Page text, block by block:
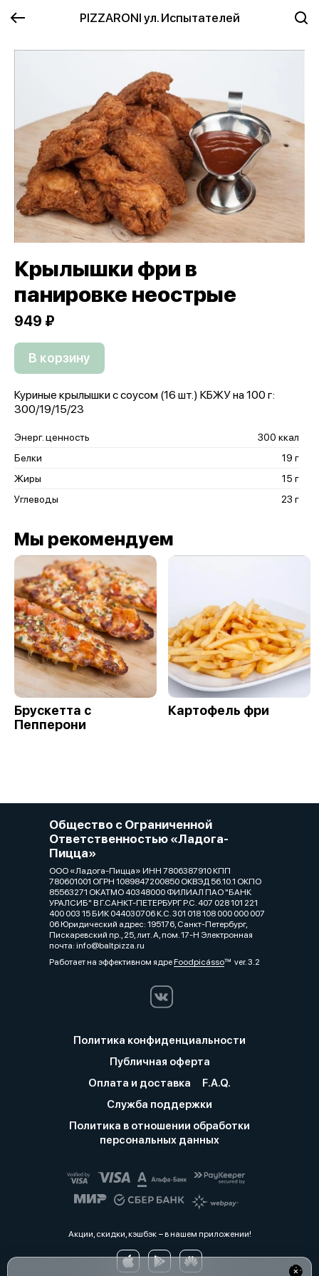
PIZZARONI ул. Испытателей
Крылышки фри в
панировке неострые
949 ₽
В корзину
Куриные крылышки с соусом (16 шт.) КБЖУ на 100 г:
300/19/15/23
Энерг. ценность
300 ккал
Белки
19 г
Жиры
15 г
Углеводы
23 г
Мы рекомендуем
Брускетта с
Пепперони
Картофель фри
Общество с Ограниченной
Ответственностью «Ладога-
Пицца»
ООО «Ладога-Пицца» ИНН 7806387910 КПП
780601001 ОГРН 1089847200850 ОКВЭД 56.10.1 ОКПО
85563271 ОКАТМО 40348000 ФИЛИАЛ ПАО "БАНК
УРАЛСИБ" В Г.САНКТ-ПЕТЕРБУРГ Р.С. 407 028 101 221
400 003 15 БИК 044030706 К.С. 301 018 108 000 000 007
06 Юридический адрес: 195176, Санкт-Петербург,
Пискаревский пр., 25, лит. А, пом. 17-Н Электронная
почта: info@baltpizza.ru
Работает на эффективном ядреFoodpicássover. 3.2
Политика конфиденциальности
Публичная оферта
Оплата и доставка
F.A.Q.
Служба поддержки
Политика в отношении обработки
персональных данных
Акции, скидки, кэшбэк − в нашем приложении!